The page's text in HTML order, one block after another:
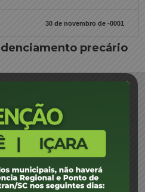
30 de novembro de -0001
precário